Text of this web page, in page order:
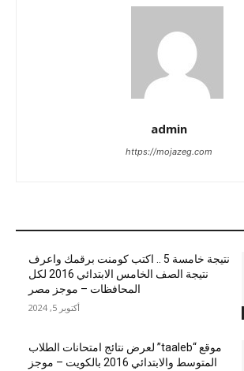
admin
https://mojazeg.com
نتيجة خامسة 5 .. اكتب كومنت برقمك واعرف
نتيجة الصف الخامس الابتدائي 2016 لكل
المحافظات – موجز مصر
أكتوبر 5, 2024
موقع “taaleb” لعرض نتائج امتحانات الطلاب
المتوسط والابتدائي 2016 بالكويت – موجز